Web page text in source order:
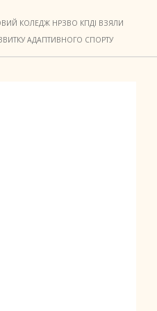
КОЛЕДЖ НРЗВО КПДІ ВЗЯЛИ
АДАПТИВНОГО СПОРТУ